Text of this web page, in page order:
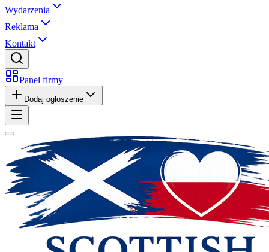
Wydarzenia
Reklama
Kontakt
Panel firmy
Dodaj ogłoszenie